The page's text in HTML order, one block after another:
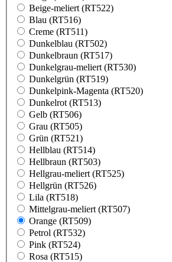
Beige-meliert (RT522)
Blau (RT516)
Creme (RT511)
Dunkelblau (RT502)
Dunkelbraun (RT517)
Dunkelgrau-meliert (RT530)
Dunkelgrün (RT519)
Dunkelpink-Magenta (RT520)
Dunkelrot (RT513)
Gelb (RT506)
Grau (RT505)
Grün (RT521)
Hellblau (RT514)
Hellbraun (RT503)
Hellgrau-meliert (RT525)
Hellgrün (RT526)
Lila (RT518)
Mittelgrau-meliert (RT507)
Orange (RT509)
Petrol (RT532)
Pink (RT524)
Rosa (RT515)